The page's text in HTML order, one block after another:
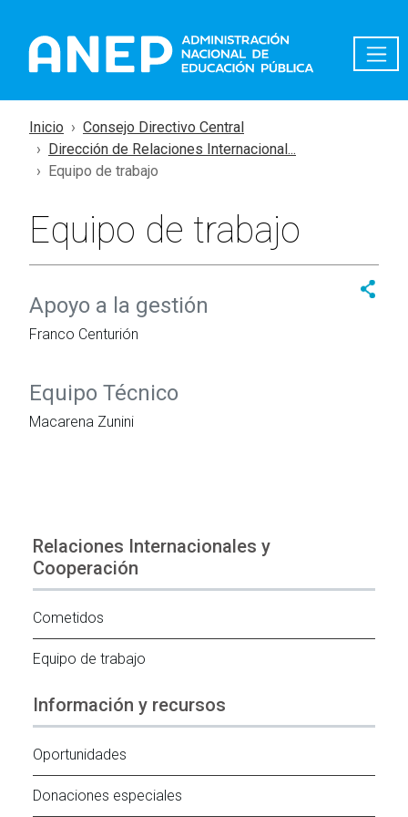
Inicio
Consejo Directivo Central
Dirección de Relaciones Internacional...
Equipo de trabajo
Equipo de trabajo
Apoyo a la gestión
Franco Centurión
Equipo Técnico
Macarena Zunini
Relaciones Internacionales y
Cooperación
Cometidos
Equipo de trabajo
Información y recursos
Oportunidades
Donaciones especiales